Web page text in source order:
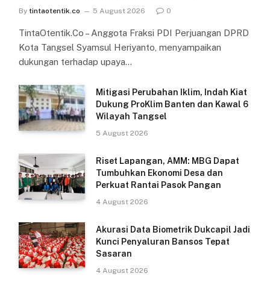
By tintaotentik.co 5 August 2026 0
TintaOtentik.Co – Anggota Fraksi PDI Perjuangan DPRD
Kota Tangsel Syamsul Heriyanto, menyampaikan
dukungan terhadap upaya…
Mitigasi Perubahan Iklim, Indah Kiat
Dukung ProKlim Banten dan Kawal 6
Wilayah Tangsel
5 August 2026
Riset Lapangan, AMM: MBG Dapat
Tumbuhkan Ekonomi Desa dan
Perkuat Rantai Pasok Pangan
4 August 2026
Akurasi Data Biometrik Dukcapil Jadi
Kunci Penyaluran Bansos Tepat
Sasaran
4 August 2026